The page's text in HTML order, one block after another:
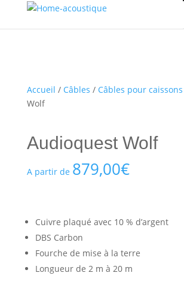
Accueil / Câbles / Câbles pour caissons
Wolf
Audioquest Wolf
A partir de 879,00€
Cuivre plaqué avec 10 % d’argent
DBS Carbon
Fourche de mise à la terre
Longueur de 2 m à 20 m